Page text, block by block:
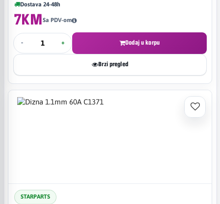
Dostava 24-48h
7KMSa PDV-om
- + Dodaj u korpu
Brzi pregled
STARPARTS